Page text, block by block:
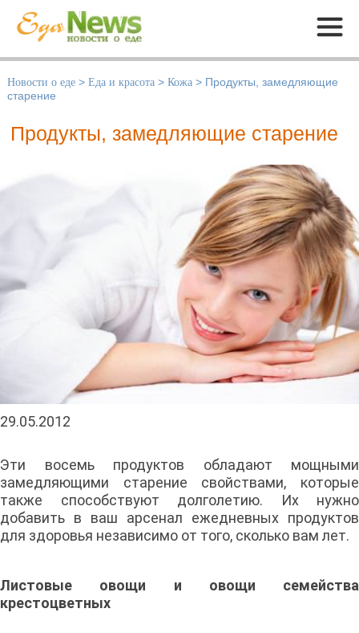
Меню
Новости о еде > Еда и красота > Кожа > Продукты, замедляющие
старение
Продукты, замедляющие старение
29.05.2012
Эти восемь продуктов обладают мощными
замедляющими старение свойствами, которые
также способствуют долголетию. Их нужно
добавить в ваш арсенал ежедневных продуктов
для здоровья независимо от того, сколько вам лет.
Листовые овощи и овощи семейства
крестоцветных